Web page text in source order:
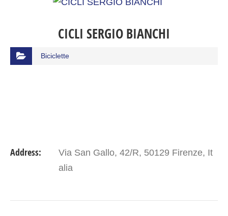
CICLI SERGIO BIANCHI
Biciclette
Address:
Via San Gallo, 42/R, 50129 Firenze, It
alia